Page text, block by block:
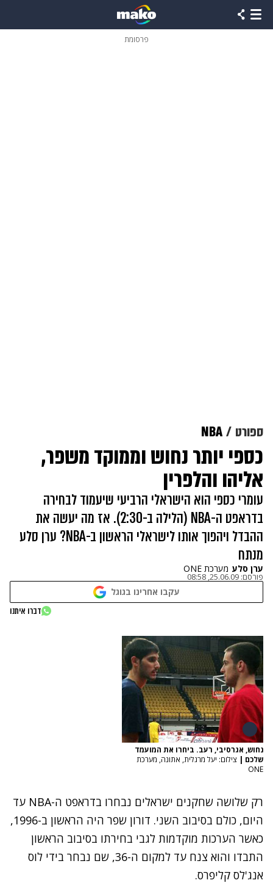
פרסומת
ספורט NBA
כספי יותר נחוש וממוקד משפר,
אליהו והלפרין
עומרי כספי הוא הישראלי הרביעי שיעמוד לבחירה
בדראפט ה-NBA (הלילה ב-2:30). אז מה יעשה את
ההבדל ויהפוך אותו לישראלי הראשון ב-NBA? ערן סלע
מנתח
ערן סלע מערכת ONE
פורסם: 25.06.09, 08:58
עקבו אחרינו בגוגל
דברו איתנו
נחוש, אגרסיבי, רעב. ביחרו את המועמד
שלכם | צילום: יעל מרגלית, אתונה, מערכת
ONE
רק שלושה שחקנים ישראלים נבחרו בדראפט ה-NBA עד
היום, כולם בסיבוב השני. דורון שפר היה הראשון ב-1996,
כאשר הערכות מוקדמות לגבי בחירתו בסיבוב הראשון
התבדו והוא צנח עד למקום ה-36, שם נבחר בידי לוס
אנג'לס קליפרס.